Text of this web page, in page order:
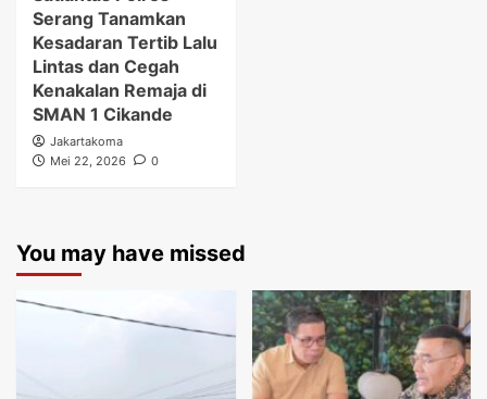
Serang Tanamkan
Kesadaran Tertib Lalu
Lintas dan Cegah
Kenakalan Remaja di
SMAN 1 Cikande
Jakartakoma
Mei 22, 2026
0
You may have missed